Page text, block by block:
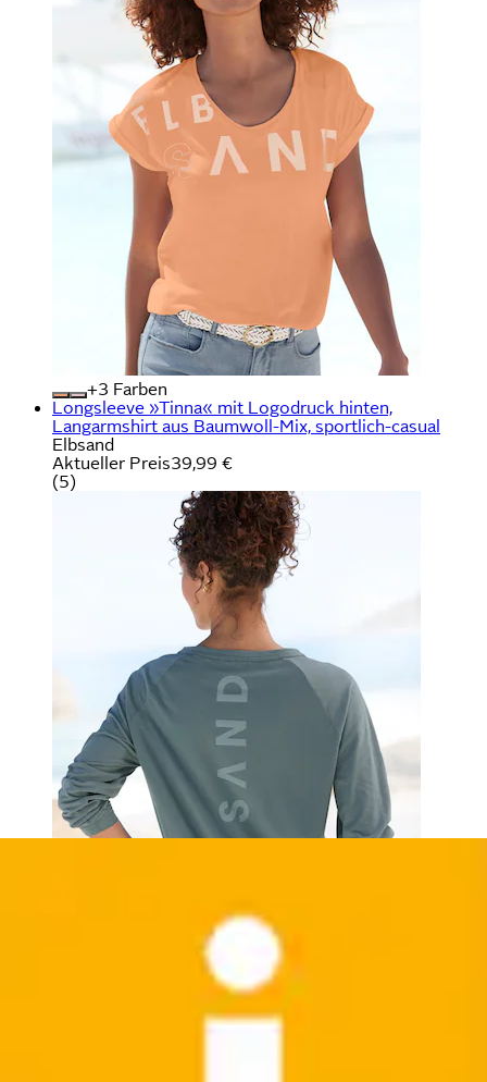
+
Farben
Longsleeve »Tinna« mit Logodruck hinten,
Langarmshirt aus Baumwoll-Mix, sportlich-casual
Elbsand
Aktueller Preis39,99 €
(5)